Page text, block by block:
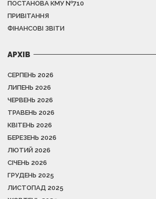
ПОСТАНОВА КМУ №710
ПРИВІТАННЯ
ФІНАНСОВІ ЗВІТИ
АРХІВ
СЕРПЕНЬ 2026
ЛИПЕНЬ 2026
ЧЕРВЕНЬ 2026
ТРАВЕНЬ 2026
КВІТЕНЬ 2026
БЕРЕЗЕНЬ 2026
ЛЮТИЙ 2026
СІЧЕНЬ 2026
ГРУДЕНЬ 2025
ЛИСТОПАД 2025